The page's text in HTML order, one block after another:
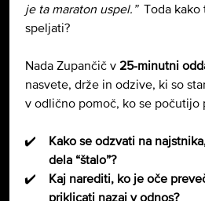
je ta maraton uspel.” Toda kako
speljati?
Nada Zupančič v 25-minutni
nasvete, drže in odzive, ki so
v odlično pomoč, ko se počutijo
Kako se odzvati na
dela “štalo”?
Kaj narediti, ko je oče
priklicati nazaj v odnos?